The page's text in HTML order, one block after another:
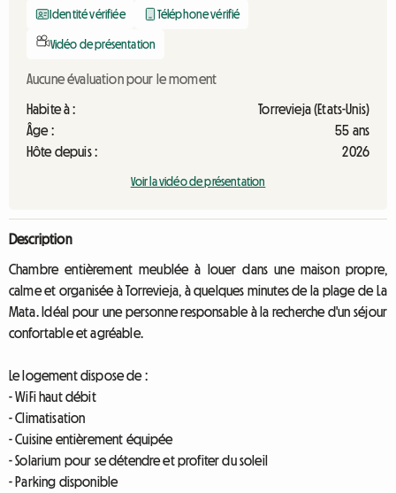
Identité vérifiée Téléphone vérifié
Vidéo de présentation
Aucune évaluation pour le moment
Habite à :
Torrevieja (Etats-Unis)
Âge :
55 ans
Hôte depuis :
2026
Voir la vidéo de présentation
Description
Chambre entièrement meublée à louer dans une maison propre,
calme et organisée à Torrevieja, à quelques minutes de la plage de La
Mata. Idéal pour une personne responsable à la recherche d'un séjour
confortable et agréable.
Le logement dispose de :
- WiFi haut débit
- Climatisation
- Cuisine entièrement équipée
- Solarium pour se détendre et profiter du soleil
- Parking disponible